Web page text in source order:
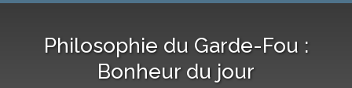
Philosophie du Garde-Fou :
Bonheur du jour